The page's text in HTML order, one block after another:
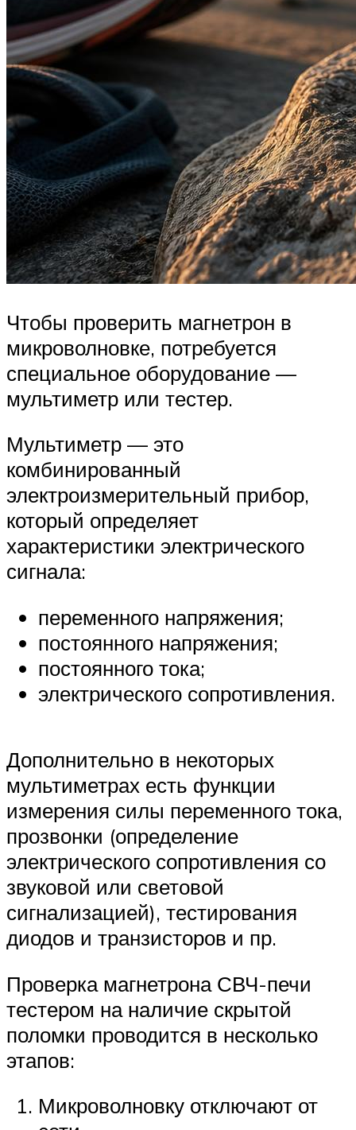
Чтобы проверить магнетрон в
микроволновке, потребуется
специальное оборудование —
мультиметр или тестер.
Мультиметр — это
комбинированный
электроизмерительный прибор,
который определяет
характеристики электрического
сигнала:
переменного напряжения;
постоянного напряжения;
постоянного тока;
электрического сопротивления.
Дополнительно в некоторых
мультиметрах есть функции
измерения силы переменного тока,
прозвонки (определение
электрического сопротивления со
звуковой или световой
сигнализацией), тестирования
диодов и транзисторов и пр.
Проверка магнетрона СВЧ-печи
тестером на наличие скрытой
поломки проводится в несколько
этапов:
Микроволновку отключают от